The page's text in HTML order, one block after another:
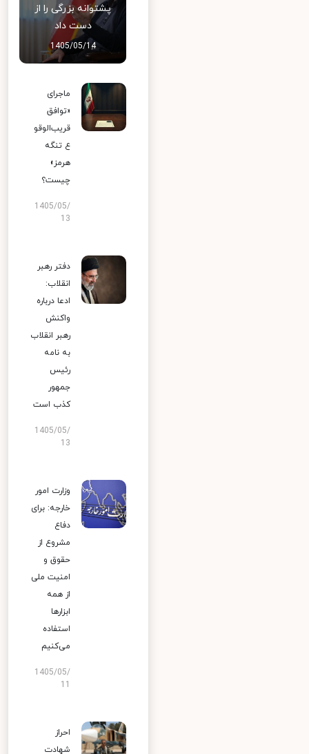
پشتوانه بزرگی را از
دست داد
1405/05/14
ماجرای
«توافق
قریب‌الوقو
ع تنگه
هرمز»
چیست؟
1405/05/
13
دفتر رهبر
انقلاب:
ادعا درباره
واکنش
رهبر انقلاب
به نامه
رئیس
جمهور
کذب است
1405/05/
13
وزارت امور
خارجه: برای
دفاع
مشروع از
حقوق و
امنیت ملی
از همه
ابزارها
استفاده
می‌کنیم
1405/05/
احراز
شهادت